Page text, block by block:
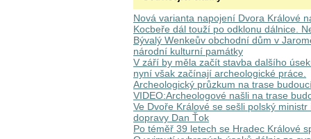
Nová varianta napojení Dvora Králové
Kocbeře dál touží po odklonu dálnice.
Bývalý Wenkeův obchodní dům v
národní kulturní památky
V září by měla začít stavba dalšího
nyní však začínají archeologické práce.
Archeologický průzkum na trase
VIDEO:Archeologové našli na trase
Ve Dvoře Králové se sešli polský
dopravy Dan Ťok
Po téměř 39 letech se Hradec Králové